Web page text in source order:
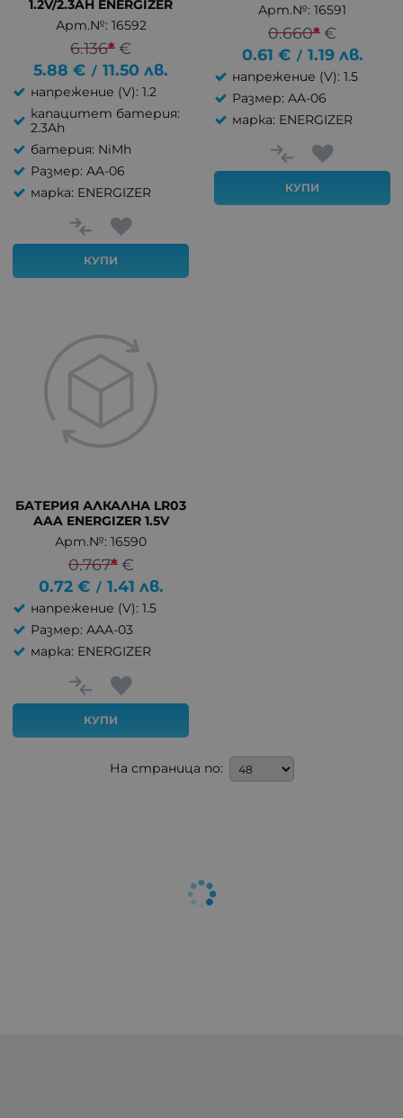
1.2V/2.3AH ENERGIZER
Арт.№: 16592
6.136*€
5.88 € / 11.50 лв.
напрежение (V): 1.2
капацитет батерия:
2.3Ah
батерия: NiMh
Размер: AA-06
марка: ENERGIZER
КУПИ
Арт.№: 16591
0.660*€
0.61 € / 1.19 лв.
напрежение (V): 1.5
Размер: AA-06
марка: ENERGIZER
КУПИ
БАТЕРИЯ АЛКАЛНА LR03
AAA ENERGIZER 1.5V
Арт.№: 16590
0.767* €
0.72 € / 1.41 лв.
напрежение (V): 1.5
Размер: AAA-03
марка: ENERGIZER
КУПИ
На страница по: